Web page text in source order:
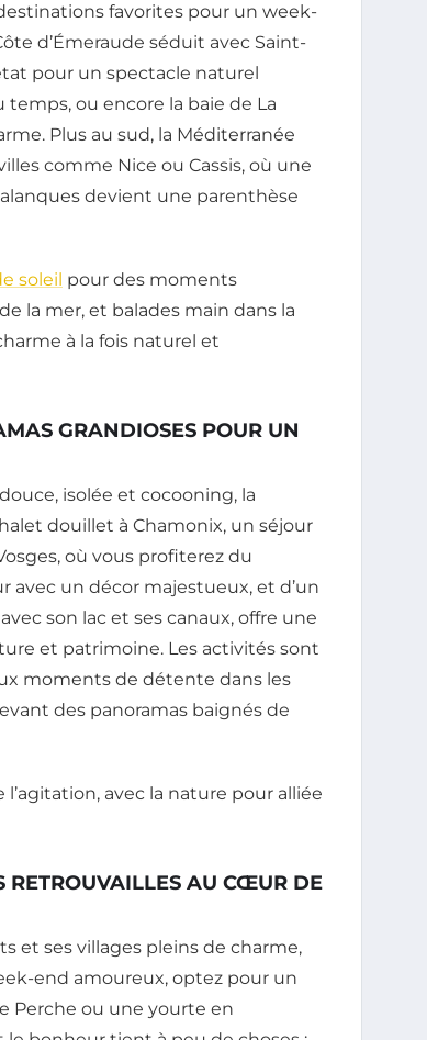
favorites pour un week-
d’Émeraude séduit avec Saint-
pour un spectacle naturel
temps, ou encore la baie de La
Plus au sud, la Méditerranée
comme Nice ou Cassis, où une
devient une parenthèse
soleil pour des moments
la mer, et balades main dans la
à la fois naturel et
GRANDIOSES POUR UN
isolée et cocooning, la
douillet à Chamonix, un séjour
où vous profiterez du
avec un décor majestueux, et d’un
son lac et ses canaux, offre une
et patrimoine. Les activités sont
moments de détente dans les
des panoramas baignés de
avec la nature pour alliée
RETROUVAILLES AU CŒUR DE
et ses villages pleins de charme,
end amoureux, optez pour un
Perche ou une yourte en